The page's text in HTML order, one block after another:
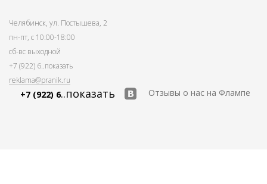
Челябинск, ул. Постышева, 2
пн-пт, с 10:00-18:00
сб-вс выходной
+7 (922) 6..показать
reklama@pranik.ru
+7 (922) 6..показать Отзывы о нас на Флампе